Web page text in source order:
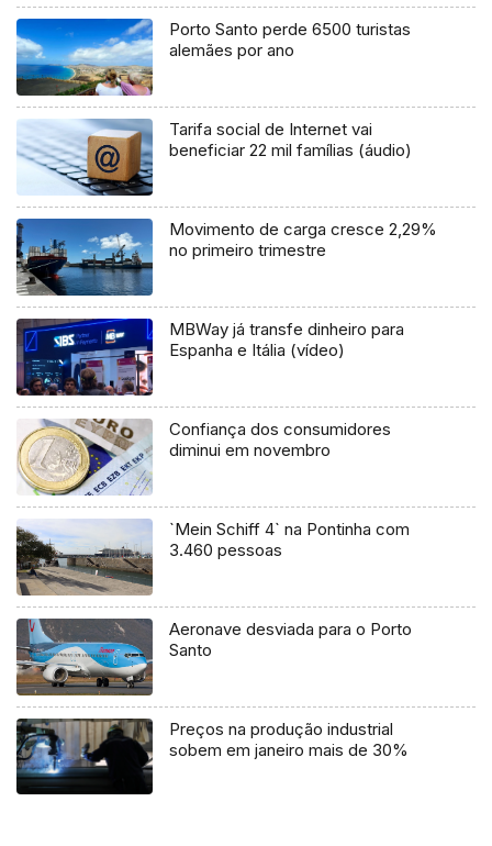
Porto Santo perde 6500 turistas
alemães por ano
Tarifa social de Internet vai
beneficiar 22 mil famílias (áudio)
Movimento de carga cresce 2,29%
no primeiro trimestre
MBWay já transfe dinheiro para
Espanha e Itália (vídeo)
Confiança dos consumidores
diminui em novembro
`Mein Schiff 4` na Pontinha com
3.460 pessoas
Aeronave desviada para o Porto
Santo
Preços na produção industrial
sobem em janeiro mais de 30%